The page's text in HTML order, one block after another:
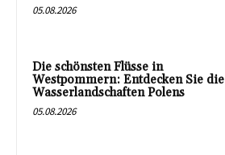
05.08.2026
Die schönsten Flüsse in
Westpommern: Entdecken Sie die
Wasserlandschaften Polens
05.08.2026